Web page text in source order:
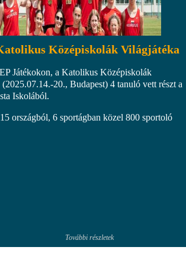
Középiskolák Világjátéka
Játékokon, a Katolikus Középiskolák
20., Budapest) 4 tanuló vett részt a
Iskolából.
országból, 6 sportágban közel 800 sportoló
További részletek